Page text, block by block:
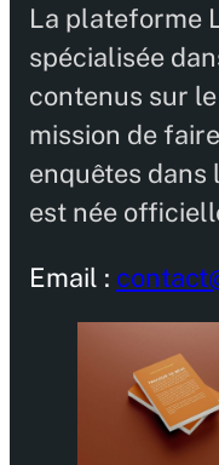
La plateforme
spécialisée
contenus sur
mission de
enquêtes dans
est née
Email :